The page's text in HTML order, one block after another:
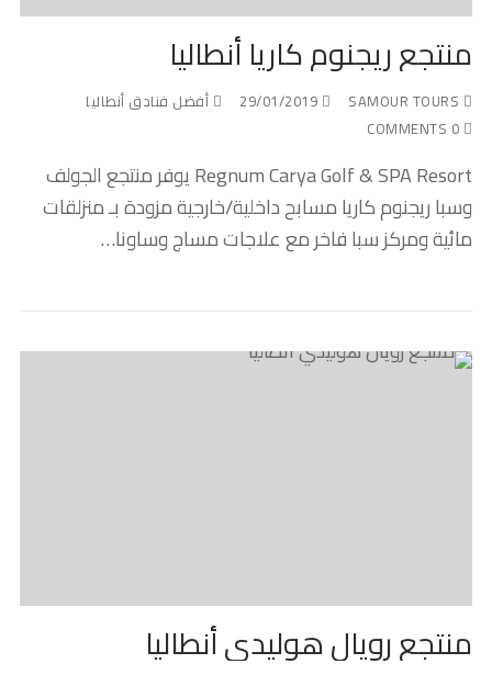
منتجع ريجنوم كاريا أنطاليا
29/01/2019
أفضل فنادق أنطاليا
Regnum Carya Golf & SPA Resort يوفر منتجع الجولف
وسبا ريجنوم كاريا مسابح داخلية/خارجية مزودة بـ منزلقات
مائية ومركز سبا فاخر مع علاجات مساج وساونا…
منتجع رويال هوليدي أنطاليا